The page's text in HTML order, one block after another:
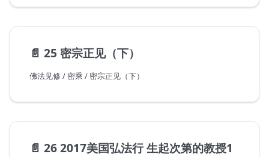
📄️ 25 密宗正见（下）
佛法见修 / 密乘 / 密宗正见（下）
📄️ 26 2017美国弘法行 生起次第的教授1